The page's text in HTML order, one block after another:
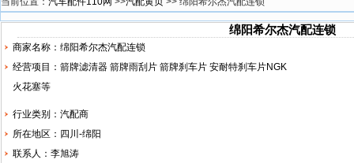
绵阳希尔杰汽配连锁
商家名称：绵阳希尔杰汽配连锁
经营项目：箭牌滤清器 箭牌雨刮片 箭牌刹车片 安耐特刹车片NGK
火花塞等
行业类别：汽配商
所在地区：四川-绵阳
联系人：李旭涛